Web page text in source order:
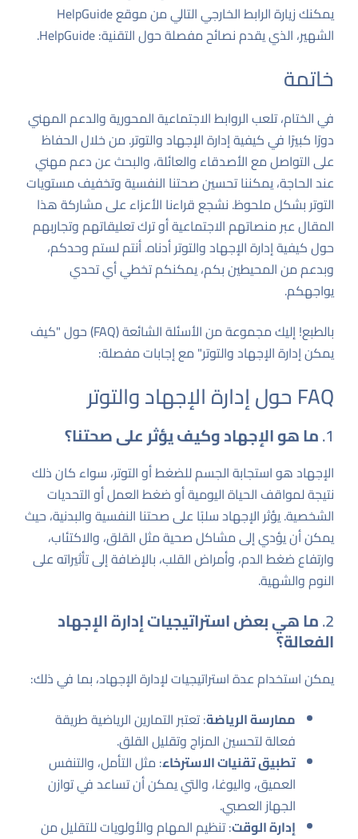
يمكنك زيارة الرابط الخارجي التالي من موقع HelpGuide
الشهير، الذي يقدم نصائح مفصلة حول التقنية:HelpGuide
.
خاتمة
في الختام، تلعب الروابط الاجتماعية المحورية والدعم المهني
دورًا كبيرًا في كيفية إدارة الإجهاد والتوتر. من خلال الحفاظ
على التواصل مع الأصدقاء والعائلة، والبحث عن دعم مهني
عند الحاجة، يمكننا تحسين صحتنا النفسية وتخفيف مستويات
التوتر بشكل ملحوظ. نشجع قراءنا الأعزاء على مشاركة هذا
المقال عبر منصاتهم الاجتماعية أو ترك تعليقاتهم وتجاربهم
حول كيفية إدارة الإجهاد والتوتر أدناه. أنتم لستم وحدكم،
وبدعم من المحيطين بكم، يمكنكم تخطي أي تحدي
يواجهكم.
بالطبع! إليك مجموعة من الأسئلة الشائعة (FAQ) حول "كيف
يمكن إدارة الإجهاد والتوتر" مع إجابات مفصلة:
FAQ حول إدارة الإجهاد والتوتر
1. ما هو الإجهاد وكيف يؤثر على صحتنا؟
الإجهاد هو استجابة الجسم للضغط أو التوتر، سواء كان ذلك
نتيجة لمواقف الحياة اليومية أو ضغط العمل أو التحديات
الشخصية. يؤثر الإجهاد سلبًا على صحتنا النفسية والبدنية، حيث
يمكن أن يؤدي إلى مشاكل صحية مثل القلق، والاكتئاب،
وارتفاع ضغط الدم، وأمراض القلب، بالإضافة إلى تأثيراته على
النوم والشهية.
2. ما هي بعض استراتيجيات إدارة الإجهاد
الفعالة؟
يمكن استخدام عدة استراتيجيات لإدارة الإجهاد، بما في ذلك:
ممارسة الرياضة: تعتبر التمارين الرياضية طريقة
فعالة لتحسين المزاج وتقليل القلق.
تطبيق تقنيات الاسترخاء: مثل التأمل، والتنفس
العميق، واليوغا، والتي يمكن أن تساعد في توازن
الجهاز العصبي.
إدارة الوقت: تنظيم المهام والأولويات للتقليل من